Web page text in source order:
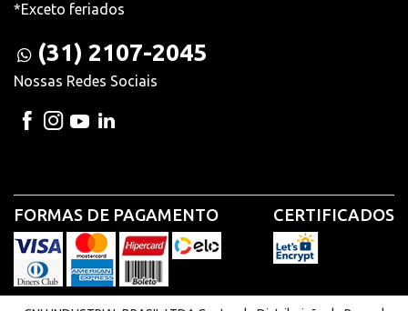
*Exceto feriados
(31) 2107-2045
Nossas Redes Sociais
FORMAS DE PAGAMENTO CERTIFICADOS